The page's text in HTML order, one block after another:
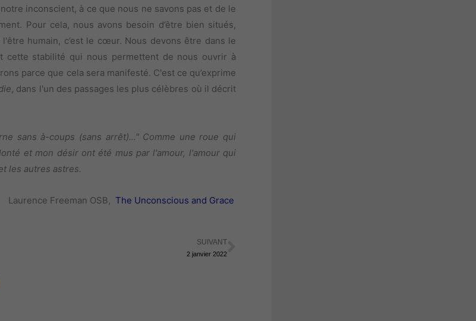
inconscient, à ce que nous ne savons pas et de le
Pour cela, nous avons besoin d’être bien situés,
humain, c’est le cœur. Nous devons être dans le
stabilité qui nous permettent de nous ouvrir à
parce que cela sera manifesté. C'est ce qu’exprime
, dans l'un des passages les plus célèbres où il décrit
sans à-coups (sans arrêt)..." Comme une roue qui
et mon désir ont été mus par l'amour, l'amour qui
les autres astres.
Laurence Freeman OSB, The Unconscious and Grace
SUIVANT
2 janvier 2022Suivant